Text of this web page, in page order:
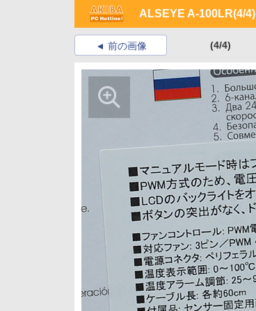
ALSEYE A-100LR(4/4)
前の画像 (4/4)